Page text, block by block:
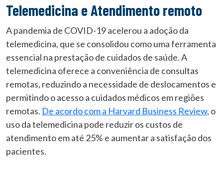
Telemedicina e Atendimento remoto
A pandemia de COVID-19 acelerou a adoção da
telemedicina, que se consolidou como uma ferramenta
essencial na prestação de cuidados de saúde. A
telemedicina oferece a conveniência de consultas
remotas, reduzindo a necessidade de deslocamentos e
permitindo o acesso a cuidados médicos em regiões
remotas. De acordo com a Harvard Business Review, o
uso da telemedicina pode reduzir os custos de
atendimento em até 25% e aumentar a satisfação dos
pacientes.